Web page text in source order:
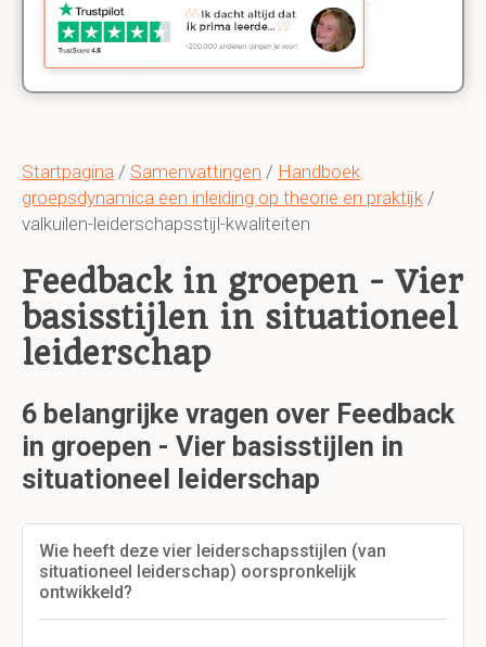
Startpagina / Samenvattingen / Handboek
groepsdynamica een inleiding op theorie en praktijk /
valkuilen-leiderschapsstijl-kwaliteiten
Feedback in groepen - Vier
basisstijlen in situationeel
leiderschap
6 belangrijke vragen over Feedback
in groepen - Vier basisstijlen in
situationeel leiderschap
Wie heeft deze vier leiderschapsstijlen (van
situationeel leiderschap) oorspronkelijk
ontwikkeld?